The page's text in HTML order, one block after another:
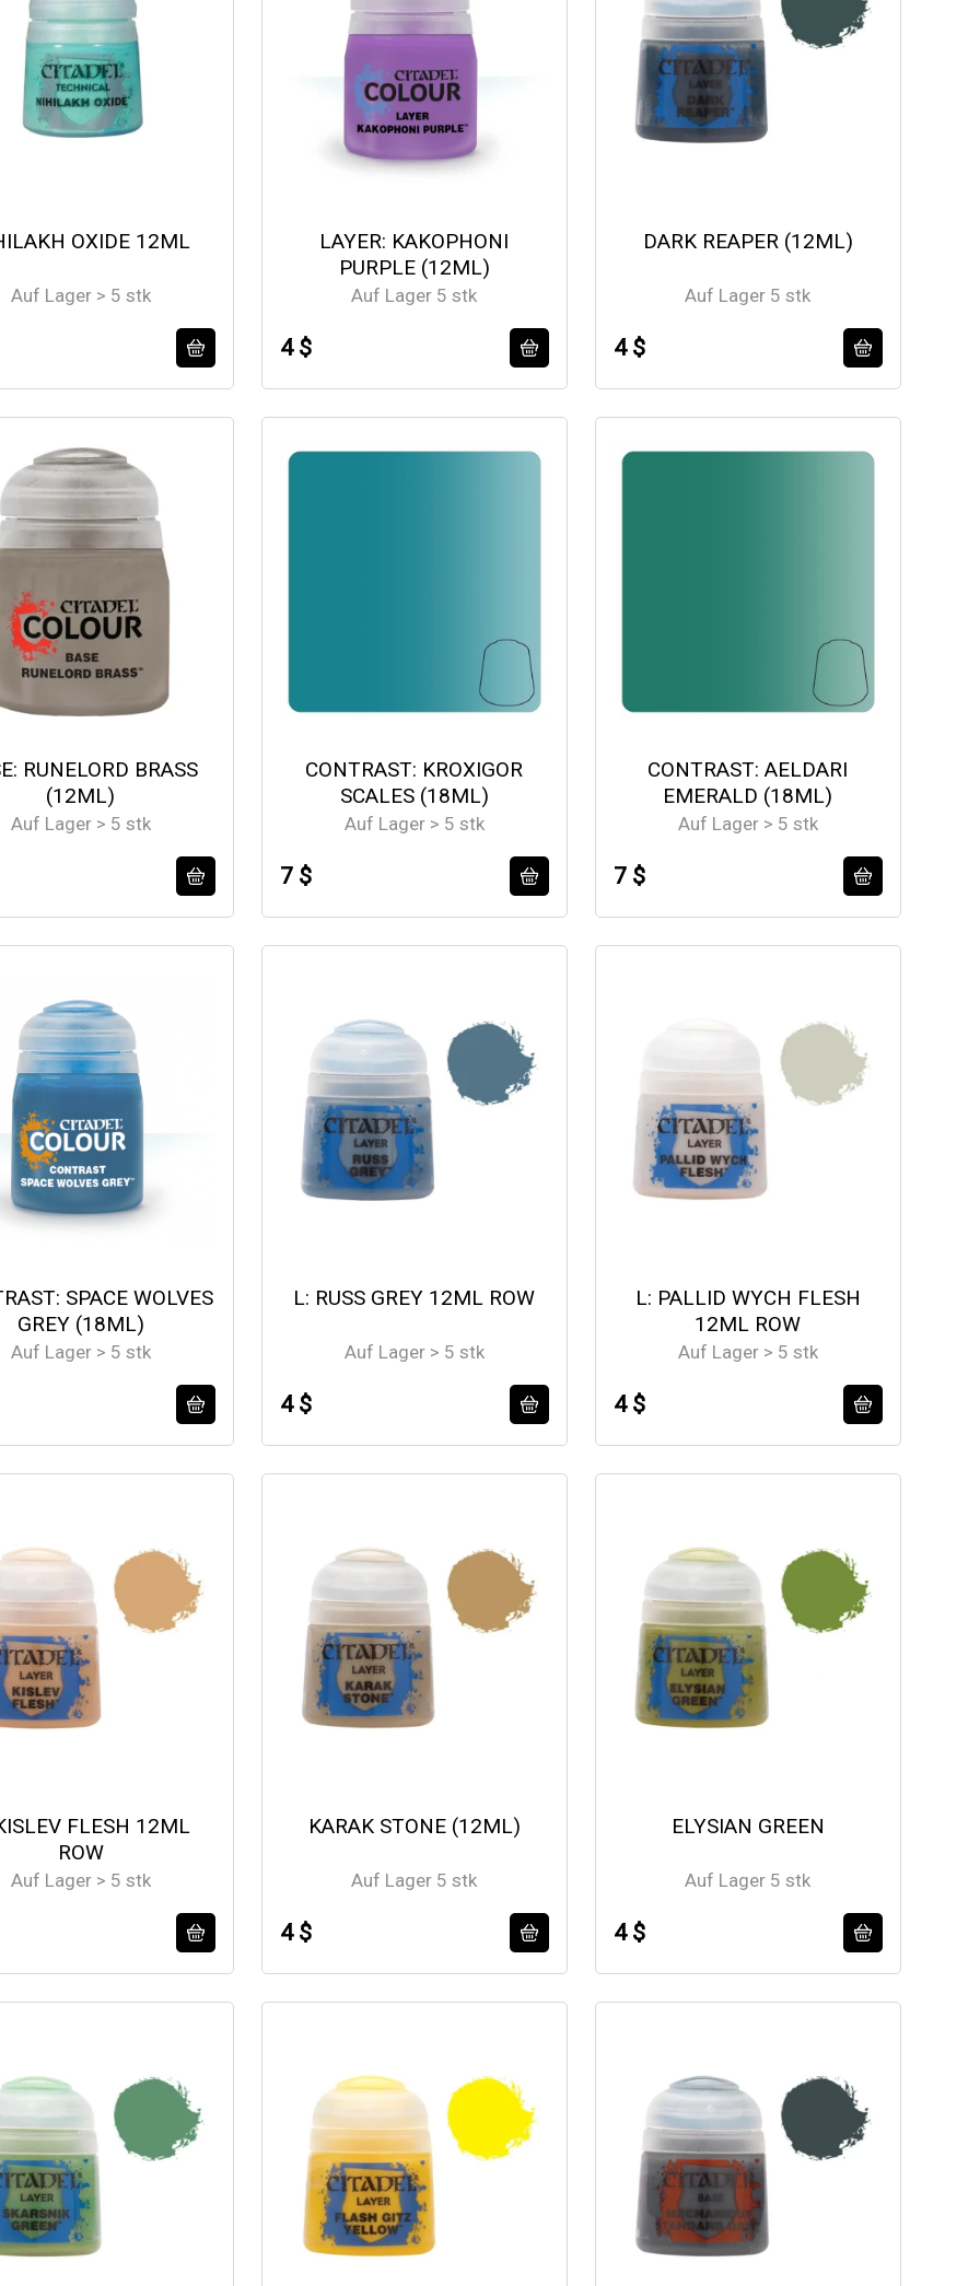
OXIDE 12ML
Auf Lager > 5 stk
LAYER: KAKOPHONI
PURPLE (12ML)
Auf Lager 5 stk
4 $
DARK REAPER (12ML)
Auf Lager 5 stk
4 $
RUNELORD BRASS
(12ML)
Auf Lager > 5 stk
CONTRAST: KROXIGOR
SCALES (18ML)
Auf Lager > 5 stk
7 $
CONTRAST: AELDARI
EMERALD (18ML)
Auf Lager > 5 stk
7 $
SPACE WOLVES
GREY (18ML)
Auf Lager > 5 stk
L: RUSS GREY 12ML ROW
Auf Lager > 5 stk
4 $
L: PALLID WYCH FLESH
12ML ROW
Auf Lager > 5 stk
4 $
FLESH 12ML
ROW
Auf Lager > 5 stk
KARAK STONE (12ML)
Auf Lager 5 stk
4 $
ELYSIAN GREEN
Auf Lager 5 stk
4 $